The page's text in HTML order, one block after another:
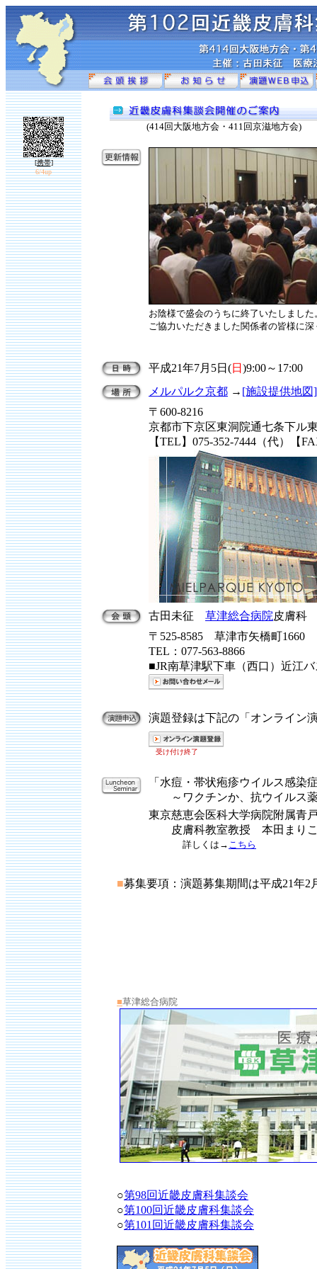
[携帯]
6/4up
(414回大阪地方会・411回京滋地方会)
お陰様で盛会のうちに終了いたしまし
ご協力いただきました関係者の皆様に
平成21年7月5日(日 )9:00～17:00
メルパルク京都 → [施設提供地図]
〒600-8216
京都市下京区東洞院通七条下ル
【TEL】075-352-7444（代）【
古田未征 草津総合病院皮膚科
〒525-8585 草津市矢橋町1660
TEL：077-563-8866
■JR南草津駅下車（西口）近江
演題登録は下記の「オンライン
受け付け終了
「水痘・帯状疱疹ウイルス感染
～ワクチンか、抗ウイルス
東京慈恵会医科大学病院附属青
皮膚科教室教授 本田まり
詳しくは→ こちら
■募集要項： 演題募集期間は平成21年2
■草津総合病院
○第98回近畿皮膚科集談会
○第100回近畿皮膚科集談会
○第101回近畿皮膚科集談会